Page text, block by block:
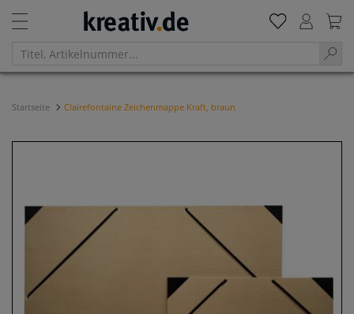
Startseite Clairefontaine Zeichenmappe Kraft, braun